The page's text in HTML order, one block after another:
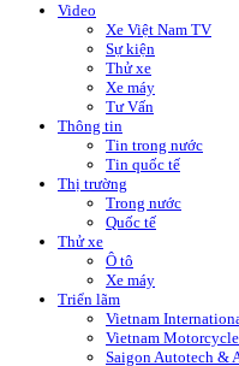
Video
Xe Việt Nam TV
Sự kiện
Thử xe
Xe máy
Tư Vấn
Thông tin
Tin trong nước
Tin quốc tế
Thị trường
Trong nước
Quốc tế
Thử xe
Ô tô
Xe máy
Triển lãm
Vietnam
Vietnam
Saigon Autotech &